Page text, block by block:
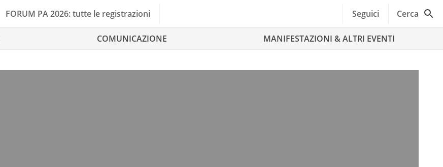
FORUM PA 2026: tutte le registrazioni Seguici Cerca
COMUNICAZIONE MANIFESTAZIONI & ALTRI EVENTI